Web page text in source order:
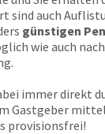
sind auch
günstigen
wie auch
immer direkt
Gastgeber
provisionsfrei!